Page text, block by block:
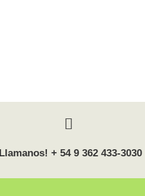
+ 54 9 362 433-3030